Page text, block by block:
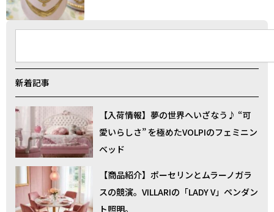
新着記事
【入荷情報】夢の世界へいざなう♪ “可
愛いらしさ” を極めたVOLPIのフェミニン
ベッド
【商品紹介】ポーセリンとムラーノガラ
スの競演。VILLARIの「LADY V」ペンダン
ト照明。